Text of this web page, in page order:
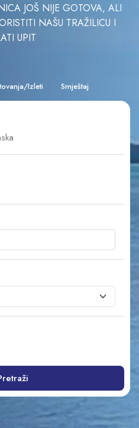
JOŠ NIJE GOTOVA, ALI
NAŠU TRAŽILICU I
UPIT
Izleti Smještaj